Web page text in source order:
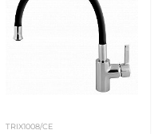
TRIX1008/CE